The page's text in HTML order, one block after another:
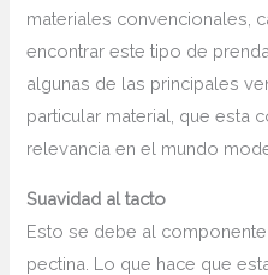
materiales convencionales,
encontrar este tipo de
algunas de las principales
particular material, que esta
relevancia en el mundo
Suavidad al tacto
Esto se debe al
pectina. Lo que hace que